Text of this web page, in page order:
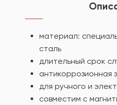
материал:
сталь
длительный срок
антикоррозионная
для ручного и
совместим с